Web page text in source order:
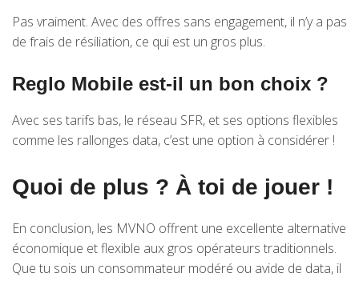
Pas vraiment. Avec des offres sans engagement, il n’y a pas
de frais de résiliation, ce qui est un gros plus.
Reglo Mobile est-il un bon choix ?
Avec ses tarifs bas, le réseau SFR, et ses options flexibles
comme les rallonges data, c’est une option à considérer !
Quoi de plus ? À toi de jouer !
En conclusion, les MVNO offrent une excellente alternative
économique et flexible aux gros opérateurs traditionnels.
Que tu sois un consommateur modéré ou avide de data, il